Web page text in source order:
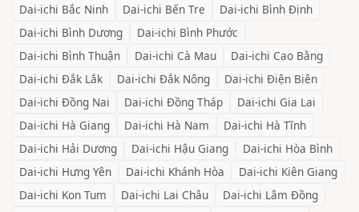
Dai-ichi Bắc Ninh Dai-ichi Bến Tre Dai-ichi Bình Định
Dai-ichi Bình Dương Dai-ichi Bình Phước
Dai-ichi Bình Thuận Dai-ichi Cà Mau Dai-ichi Cao Bằng
Dai-ichi Đắk Lắk Dai-ichi Đắk Nông Dai-ichi Điện Biên
Dai-ichi Đồng Nai Dai-ichi Đồng Tháp Dai-ichi Gia Lai
Dai-ichi Hà Giang Dai-ichi Hà Nam Dai-ichi Hà Tĩnh
Dai-ichi Hải Dương Dai-ichi Hậu Giang Dai-ichi Hòa Bình
Dai-ichi Hưng Yên Dai-ichi Khánh Hòa Dai-ichi Kiên Giang
Dai-ichi Kon Tum Dai-ichi Lai Châu Dai-ichi Lâm Đồng